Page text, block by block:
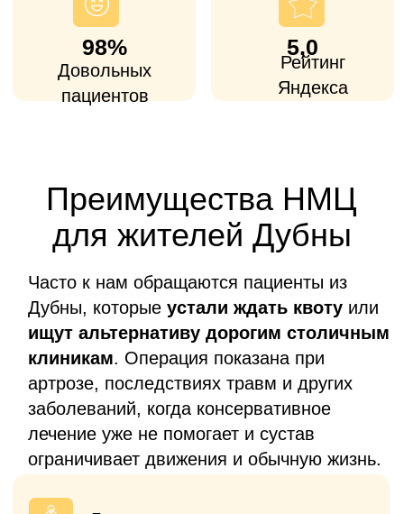
Операция проводится в согласованные
сроки без долгого ожидания, в отличие
от клиник столицы выполняющих
операции по ОМС или квоте (ВМП).
Без очередей
большинстве столичных клиник, при
использовании сертифицированных
европейских и американских имплантов.
эндопротезировании
Опытные хирурги и
Используем только
многолетним опытом использования в
эффективностью.
Европейские
импланты